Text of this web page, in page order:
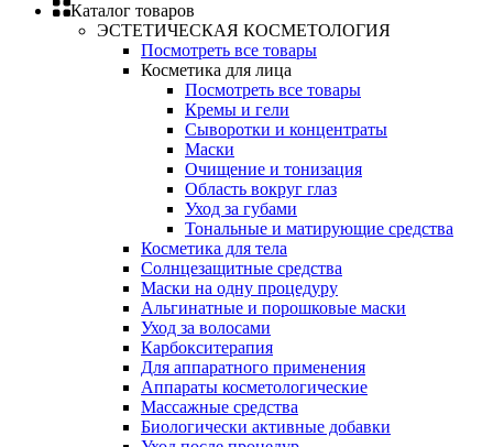
Каталог товаров
ЭСТЕТИЧЕСКАЯ КОСМЕТОЛОГИЯ
Посмотреть все товары
Косметика для лица
Посмотреть все товары
Кремы и гели
Сыворотки и концентраты
Маски
Очищение и тонизация
Область вокруг глаз
Уход за губами
Тональные и матирующие средства
Косметика для тела
Солнцезащитные средства
Маски на одну процедуру
Альгинатные и порошковые маски
Уход за волосами
Карбокситерапия
Для аппаратного применения
Аппараты косметологические
Массажные средства
Биологически активные добавки